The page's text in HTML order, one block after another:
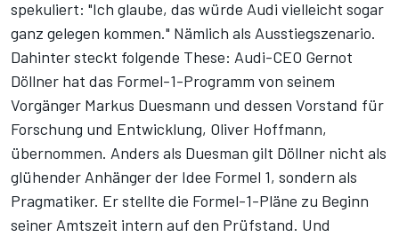
spekuliert: "Ich glaube, das würde Audi vielleicht sogar
ganz gelegen kommen." Nämlich als Ausstiegszenario.
Dahinter steckt folgende These: Audi-CEO Gernot
Döllner hat das Formel-1-Programm von seinem
Vorgänger Markus Duesmann und dessen Vorstand für
Forschung und Entwicklung, Oliver Hoffmann,
übernommen. Anders als Duesman gilt Döllner nicht als
glühender Anhänger der Idee Formel 1, sondern als
Pragmatiker. Er stellte die Formel-1-Pläne zu Beginn
seiner Amtszeit intern auf den Prüfstand. Und